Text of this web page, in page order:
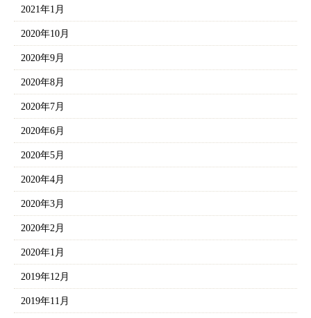
2021年1月
2020年10月
2020年9月
2020年8月
2020年7月
2020年6月
2020年5月
2020年4月
2020年3月
2020年2月
2020年1月
2019年12月
2019年11月